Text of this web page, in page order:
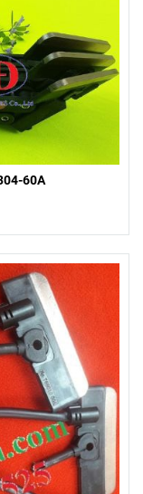
60A